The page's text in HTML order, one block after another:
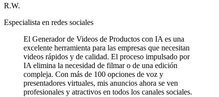
R.W.
Especialista en redes sociales
El Generador de Videos de Productos con IA es una
excelente herramienta para las empresas que necesitan
videos rápidos y de calidad. El proceso impulsado por
IA elimina la necesidad de filmar o de una edición
compleja. Con más de 100 opciones de voz y
presentadores virtuales, mis anuncios ahora se ven
profesionales y atractivos en todos los canales sociales.